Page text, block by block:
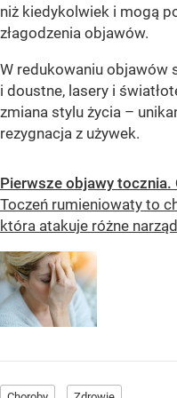
niż kiedykolwiek i mogą
złagodzenia objawów.
W redukowaniu objawów
i doustne, lasery i
zmiana stylu życia –
rezygnacja z używek.
Pierwsze objawy tocznia.
Toczeń rumieniowaty to
która atakuje różne